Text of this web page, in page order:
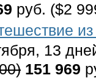
руб. ($2
13
151 969